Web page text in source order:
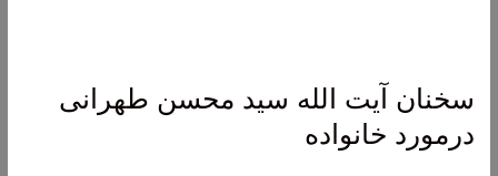
سخنان آیت الله سید محسن طهرانی
درمورد خانواده